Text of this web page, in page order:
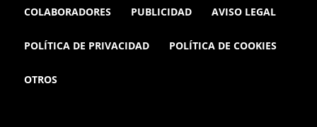
COLABORADORES PUBLICIDAD AVISO LEGAL
POLÍTICA DE PRIVACIDAD POLÍTICA DE COOKIES
OTROS